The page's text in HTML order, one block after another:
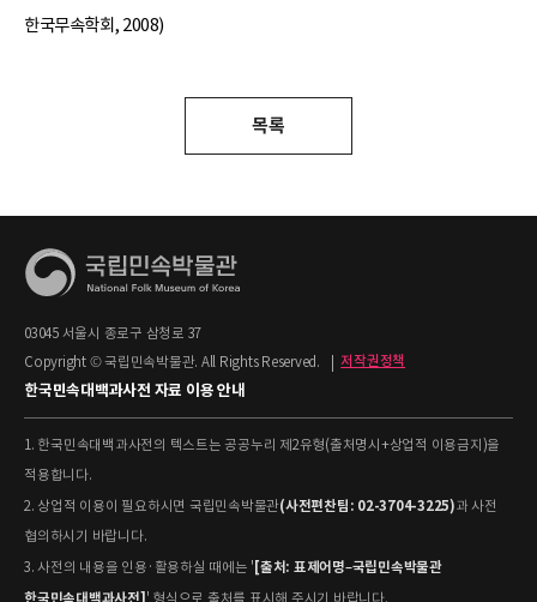
한국무속학회, 2008)
목록
03045 서울시 종로구 삼청로 37
Copyright © 국립민속박물관. All Rights Reserved.
저작권정책
한국민속대백과사전 자료 이용 안내
1. 한국민속대백과사전의 텍스트는 공공누리 제2유형(출처명시+상업적 이용금지)을
적용합니다.
2. 상업적 이용이 필요하시면 국립민속박물관(사전편찬팀: 02-3704-3225)과 사전
협의하시기 바랍니다.
3. 사전의 내용을 인용·활용하실 때에는 '[출처: 표제어명–국립민속박물관
한국민속대백과사전]' 형식으로 출처를 표시해 주시기 바랍니다.